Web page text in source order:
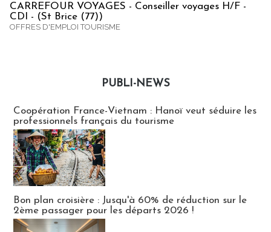
CARREFOUR VOYAGES - Conseiller voyages H/F -
CDI - (St Brice (77))
OFFRES D'EMPLOI TOURISME
PUBLI-NEWS
Coopération France-Vietnam : Hanoï veut séduire les
professionnels français du tourisme
Bon plan croisière : Jusqu'à 60% de réduction sur le
2ème passager pour les départs 2026 !